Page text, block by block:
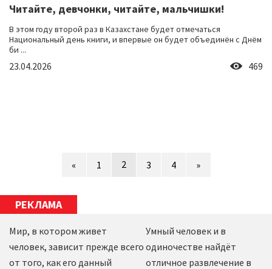
Читайте, девчонки, читайте, мальчишки!
В этом году второй раз в Казахстане будет отмечаться
Национальный день книги, и впервые он будет объединён с Днём
би ...
23.04.2026 469
« 1 2 3 4 »
РЕКЛАМА
Мир, в котором живет
человек, зависит прежде всего
от того, как его данный
Умный человек и в
одиночестве найдёт
отличное развлечение в